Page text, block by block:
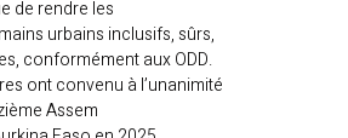
de rendre les
urbains inclusifs, sûrs,
conformément aux ODD.
ont convenu à l’unanimité
Assem